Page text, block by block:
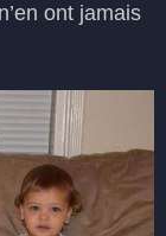
ont jamais